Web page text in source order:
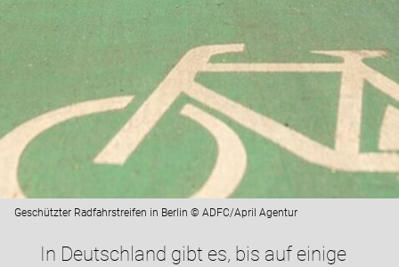
Geschützter Radfahrstreifen in Berlin © ADFC/April Agentur
In Deutschland gibt es, bis auf einige